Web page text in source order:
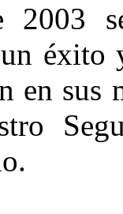
éxito
en sus